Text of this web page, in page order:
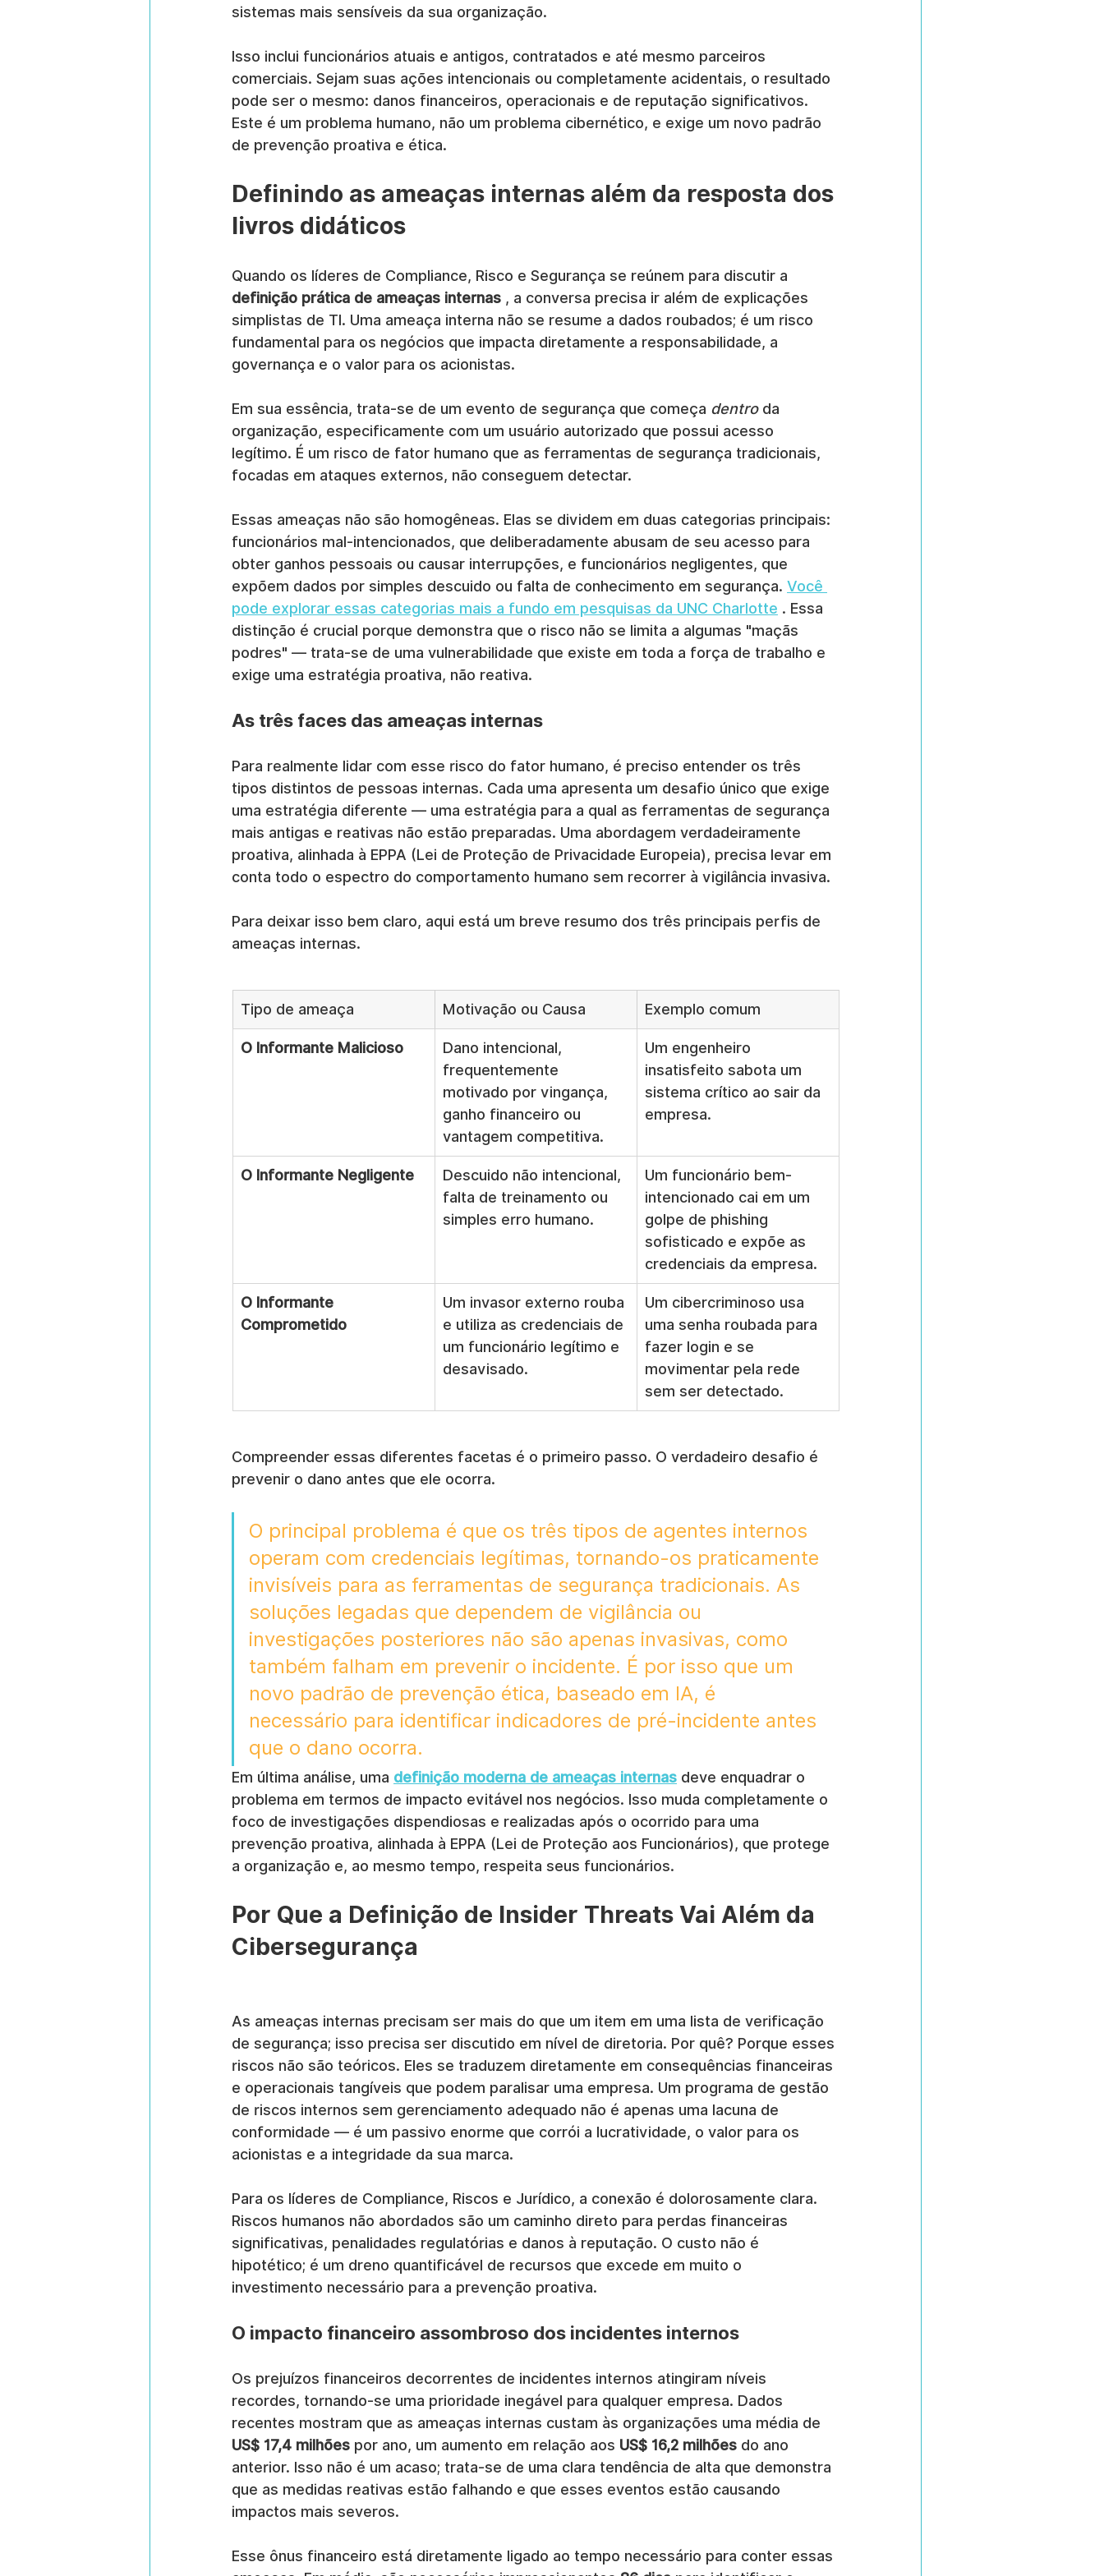
sistemas mais sensíveis da sua organização.
Isso inclui funcionários atuais e antigos, contratados e até mesmo parceiros
comerciais. Sejam suas ações intencionais ou completamente acidentais, o resultado
pode ser o mesmo: danos financeiros, operacionais e de reputação significativos.
Este é um problema humano, não um problema cibernético, e exige um novo padrão
de prevenção proativa e ética.
Definindo as ameaças internas além da resposta dos
livros didáticos
Quando os líderes de Compliance, Risco e Segurança se reúnem para discutir a
definição prática de ameaças internas , a conversa precisa ir além de explicações
simplistas de TI. Uma ameaça interna não se resume a dados roubados; é um risco
fundamental para os negócios que impacta diretamente a responsabilidade, a
governança e o valor para os acionistas.
Em sua essência, trata-se de um evento de segurança que começa dentro da
organização, especificamente com um usuário autorizado que possui acesso
legítimo. É um risco de fator humano que as ferramentas de segurança tradicionais,
focadas em ataques externos, não conseguem detectar.
Essas ameaças não são homogêneas. Elas se dividem em duas categorias principais:
funcionários mal-intencionados, que deliberadamente abusam de seu acesso para
obter ganhos pessoais ou causar interrupções, e funcionários negligentes, que
expõem dados por simples descuido ou falta de conhecimento em segurança. Você
pode explorar essas categorias mais a fundo em pesquisas da UNC Charlotte . Essa
distinção é crucial porque demonstra que o risco não se limita a algumas "maçãs
podres" — trata-se de uma vulnerabilidade que existe em toda a força de trabalho e
exige uma estratégia proativa, não reativa.
As três faces das ameaças internas
Para realmente lidar com esse risco do fator humano, é preciso entender os três
tipos distintos de pessoas internas. Cada uma apresenta um desafio único que exige
uma estratégia diferente — uma estratégia para a qual as ferramentas de segurança
mais antigas e reativas não estão preparadas. Uma abordagem verdadeiramente
proativa, alinhada à EPPA (Lei de Proteção de Privacidade Europeia), precisa levar em
conta todo o espectro do comportamento humano sem recorrer à vigilância invasiva.
Para deixar isso bem claro, aqui está um breve resumo dos três principais perfis de
ameaças internas.
Tipo de ameaça Motivação ou Causa Exemplo comum
O Informante Malicioso
Dano intencional,
frequentemente
motivado por vingança,
ganho financeiro ou
vantagem competitiva.
Um engenheiro
insatisfeito sabota um
sistema crítico ao sair da
empresa.
O Informante Negligente
Descuido não intencional,
falta de treinamento ou
simples erro humano.
Um funcionário bem-
intencionado cai em um
golpe de phishing
sofisticado e expõe as
credenciais da empresa.
O Informante
Comprometido
Um invasor externo rouba
e utiliza as credenciais de
um funcionário legítimo e
desavisado.
Um cibercriminoso usa
uma senha roubada para
fazer login e se
movimentar pela rede
sem ser detectado.
Compreender essas diferentes facetas é o primeiro passo. O verdadeiro desafio é
prevenir o dano antes que ele ocorra.
O principal problema é que os três tipos de agentes internos
operam com credenciais legítimas, tornando-os praticamente
invisíveis para as ferramentas de segurança tradicionais. As
soluções legadas que dependem de vigilância ou
investigações posteriores não são apenas invasivas, como
também falham em prevenir o incidente. É por isso que um
novo padrão de prevenção ética, baseado em IA, é
necessário para identificar indicadores de pré-incidente antes
que o dano ocorra.
Em última análise, uma definição moderna de ameaças internas deve enquadrar o
problema em termos de impacto evitável nos negócios. Isso muda completamente o
foco de investigações dispendiosas e realizadas após o ocorrido para uma
prevenção proativa, alinhada à EPPA (Lei de Proteção aos Funcionários), que protege
a organização e, ao mesmo tempo, respeita seus funcionários.
Por Que a Definição de Insider Threats Vai Além da
Cibersegurança
As ameaças internas precisam ser mais do que um item em uma lista de verificação
de segurança; isso precisa ser discutido em nível de diretoria. Por quê? Porque esses
riscos não são teóricos. Eles se traduzem diretamente em consequências financeiras
e operacionais tangíveis que podem paralisar uma empresa. Um programa de gestão
de riscos internos sem gerenciamento adequado não é apenas uma lacuna de
conformidade — é um passivo enorme que corrói a lucratividade, o valor para os
acionistas e a integridade da sua marca.
Para os líderes de Compliance, Riscos e Jurídico, a conexão é dolorosamente clara.
Riscos humanos não abordados são um caminho direto para perdas financeiras
significativas, penalidades regulatórias e danos à reputação. O custo não é
hipotético; é um dreno quantificável de recursos que excede em muito o
investimento necessário para a prevenção proativa.
O impacto financeiro assombroso dos incidentes internos
Os prejuízos financeiros decorrentes de incidentes internos atingiram níveis
recordes, tornando-se uma prioridade inegável para qualquer empresa. Dados
recentes mostram que as ameaças internas custam às organizações uma média de
US$ 17,4 milhões por ano, um aumento em relação aos US$ 16,2 milhões do ano
anterior. Isso não é um acaso; trata-se de uma clara tendência de alta que demonstra
que as medidas reativas estão falhando e que esses eventos estão causando
impactos mais severos.
Esse ônus financeiro está diretamente ligado ao tempo necessário para conter essas